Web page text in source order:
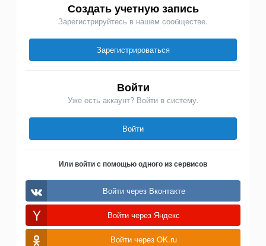
Создать учетную запись
Зарегистрируйтесь в нашем сообществе.
Зарегистрироваться
Войти
Уже есть аккаунт? Войти в систему.
Войти
Или войти с помощью одного из сервисов
Войти через Вконтакте
Войти через Яндекс
Войти через OK.ru